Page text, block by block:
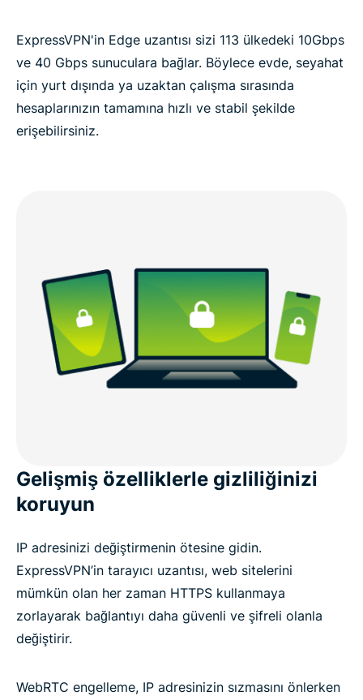
ExpressVPN'in Edge uzantısı sizi 113 ülkedeki 10Gbps
ve 40 Gbps sunuculara bağlar. Böylece evde, seyahat
için yurt dışında ya uzaktan çalışma sırasında
hesaplarınızın tamamına hızlı ve stabil şekilde
erişebilirsiniz.
Gelişmiş özelliklerle gizliliğinizi
koruyun
IP adresinizi değiştirmenin ötesine gidin.
ExpressVPN’in tarayıcı uzantısı, web sitelerini
mümkün olan her zaman HTTPS kullanmaya
zorlayarak bağlantıyı daha güvenli ve şifreli olanla
değiştirir.
WebRTC engelleme, IP adresinizin sızmasını önlerken